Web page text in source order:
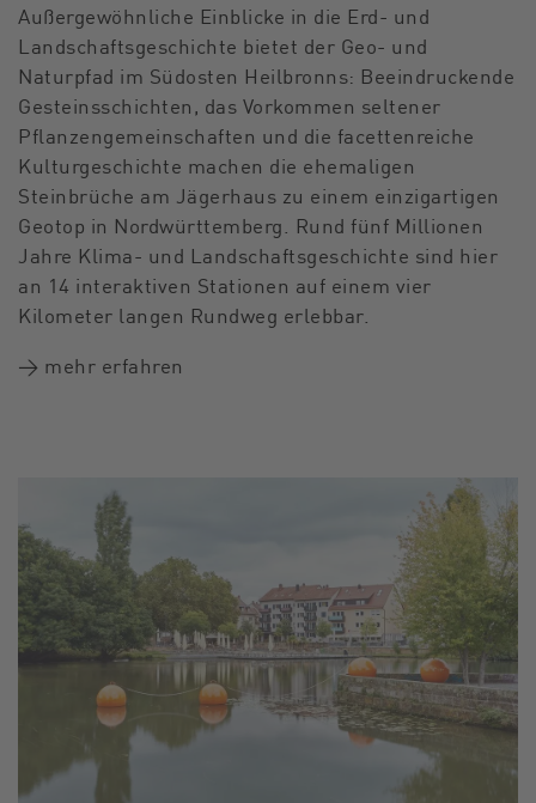
Außergewöhnliche Einblicke in die Erd- und
Landschaftsgeschichte bietet der Geo- und
Naturpfad im Südosten Heilbronns: Beeindruckende
Gesteinsschichten, das Vorkommen seltener
Pflanzengemeinschaften und die facettenreiche
Kulturgeschichte machen die ehemaligen
Steinbrüche am Jägerhaus zu einem einzigartigen
Geotop in Nordwürttemberg. Rund fünf Millionen
Jahre Klima- und Landschaftsgeschichte sind hier
an 14 interaktiven Stationen auf einem vier
Kilometer langen Rundweg erlebbar.
→ mehr erfahren